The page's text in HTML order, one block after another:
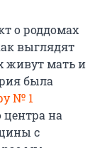
о роддомах
выглядят
живут мать и
была
№ 1
центра на
с